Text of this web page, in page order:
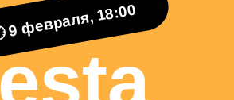
9 февраля, 18:00